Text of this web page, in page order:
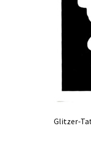
Glitzer-